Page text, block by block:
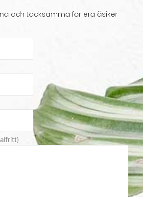
och tacksamma för era åsiker